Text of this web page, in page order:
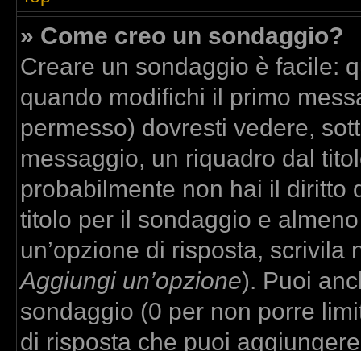
» Come creo un sondaggio?
Creare un sondaggio è facile:
quando modifichi il primo
permesso) dovresti vedere,
messaggio, un riquadro dal
probabilmente non hai il diritto
titolo per il sondaggio e
un’opzione di risposta, scrivila
Aggiungi un’opzione). Puoi
sondaggio (0 per non porre
di risposta che puoi